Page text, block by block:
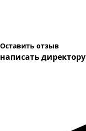
Оставить отзыв
написать директору